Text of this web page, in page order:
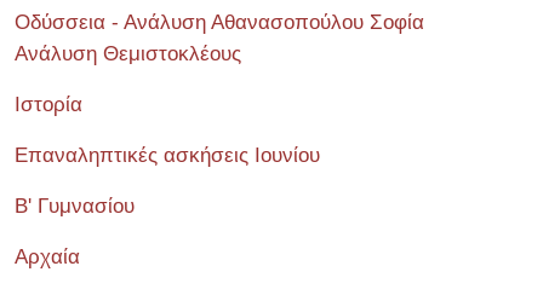
Οδύσσεια - Ανάλυση Αθανασοπούλου Σοφία
Ανάλυση Θεμιστοκλέους
Ιστορία
Επαναληπτικές ασκήσεις Ιουνίου
Β' Γυμνασίου
Αρχαία